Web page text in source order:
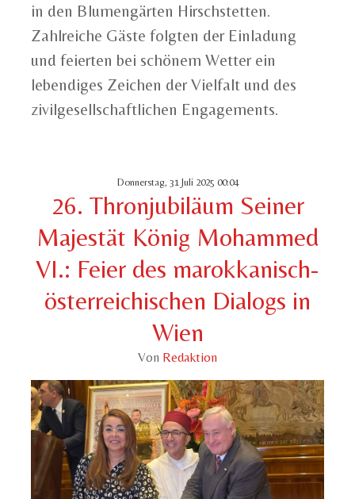
in den Blumengärten Hirschstetten.
Zahlreiche Gäste folgten der Einladung
und feierten bei schönem Wetter ein
lebendiges Zeichen der Vielfalt und des
zivilgesellschaftlichen Engagements.
Donnerstag, 31 Juli 2025 00:04
26. Thronjubiläum Seiner
Majestät König Mohammed
VI.: Feier des marokkanisch-
österreichischen Dialogs in
Wien
Von Redaktion